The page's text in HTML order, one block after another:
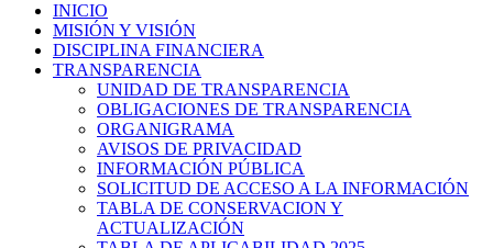
INICIO
MISIÓN Y VISIÓN
DISCIPLINA FINANCIERA
TRANSPARENCIA
UNIDAD DE TRANSPARENCIA
OBLIGACIONES DE TRANSPARENCIA
ORGANIGRAMA
AVISOS DE PRIVACIDAD
INFORMACIÓN PÚBLICA
SOLICITUD DE ACCESO A LA INFORMACIÓN
TABLA DE CONSERVACION Y
ACTUALIZACIÓN